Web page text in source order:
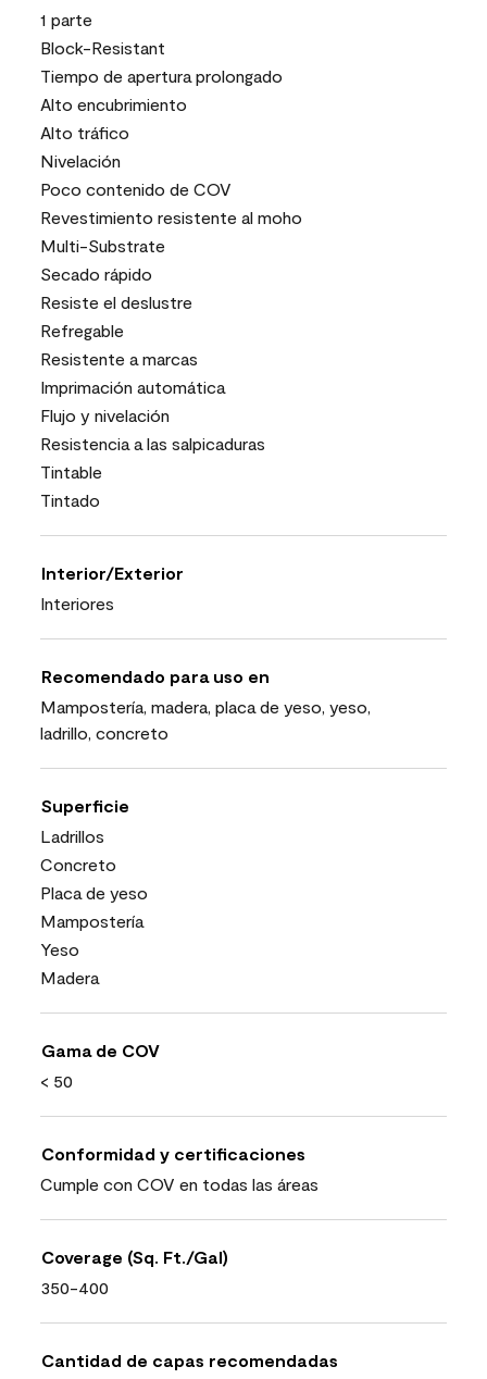
1 parte
Block-Resistant
Tiempo de apertura prolongado
Alto encubrimiento
Alto tráfico
Nivelación
Poco contenido de COV
Revestimiento resistente al moho
Multi-Substrate
Secado rápido
Resiste el deslustre
Refregable
Resistente a marcas
Imprimación automática
Flujo y nivelación
Resistencia a las salpicaduras
Tintable
Tintado
Interior/Exterior
Interiores
Recomendado para uso en
Mampostería, madera, placa de yeso, yeso,
ladrillo, concreto
Superficie
Ladrillos
Concreto
Placa de yeso
Mampostería
Yeso
Madera
Gama de COV
< 50
Conformidad y certificaciones
Cumple con COV en todas las áreas
Coverage (Sq. Ft./Gal)
350-400
Cantidad de capas recomendadas